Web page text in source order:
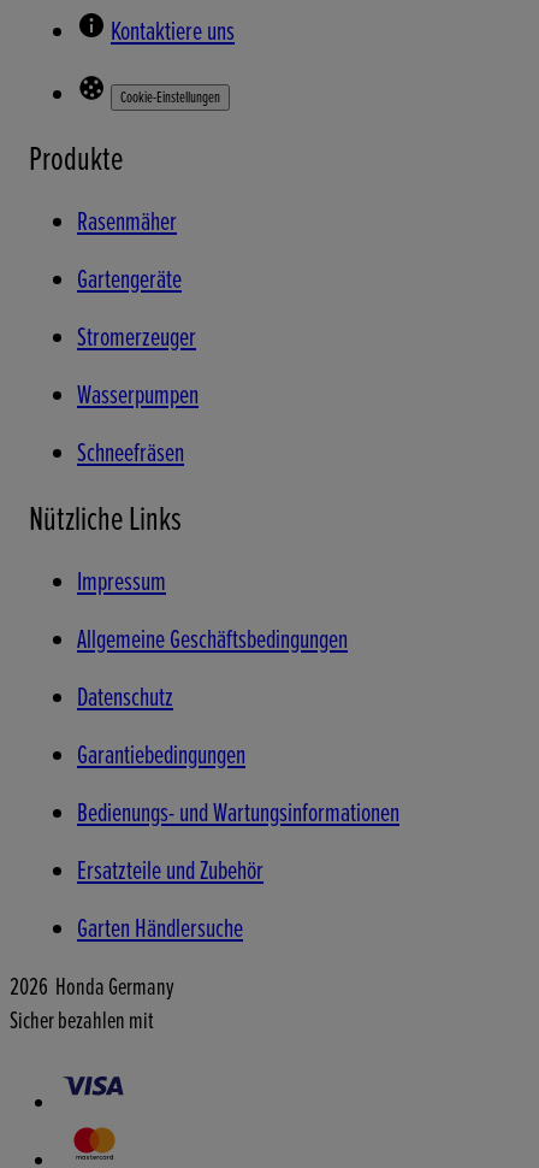
Kontaktiere uns
Cookie-Einstellungen
Produkte
Rasenmäher
Gartengeräte
Stromerzeuger
Wasserpumpen
Schneefräsen
Nützliche Links
Impressum
Allgemeine Geschäftsbedingungen
Datenschutz
Garantiebedingungen
Bedienungs- und Wartungsinformationen
Ersatzteile und Zubehör
Garten Händlersuche
2026 Honda Germany
Sicher bezahlen mit